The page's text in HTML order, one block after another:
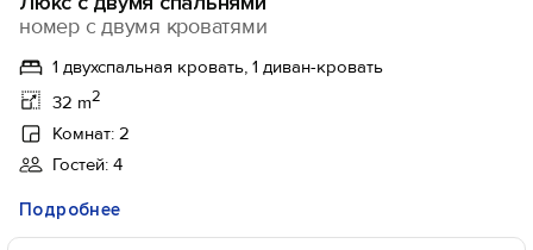
номер с двумя кроватями
1 двухспальная кровать, 1 диван-кровать
32 m2
Комнат: 2
Гостей: 4
Подробнее